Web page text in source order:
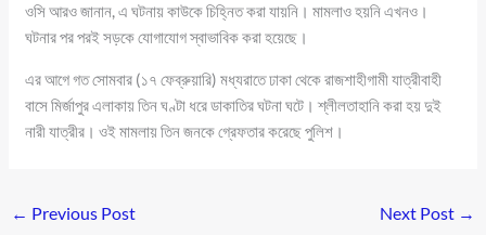
ওসি আরও জানান, এ ঘটনায় কাউকে চিহ্নিত করা যায়নি। মামলাও হয়নি এখনও।
ঘটনার পর পরই সড়কে যোগাযোগ স্বাভাবিক করা হয়েছে।
এর আগে গত সোমবার (১৭ ফেব্রুয়ারি) মধ্যরাতে ঢাকা থেকে রাজশাহীগামী যাত্রীবাহী
বাসে মির্জাপুর এলাকায় তিন ঘণ্টা ধরে ডাকাতির ঘটনা ঘটে। শ্লীলতাহানি করা হয় দুই
নারী যাত্রীর। ওই মামলায় তিন জনকে গ্রেফতার করেছে পুলিশ।
← Previous Post Next Post →